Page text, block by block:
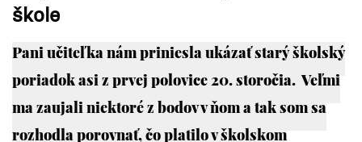
škole
Pani učiteľka nám priniesla ukázať starý školský
poriadok asi z prvej polovice 20. storočia. Veľmi
ma zaujali niektoré z bodov v ňom a tak som sa
rozhodla porovnať, čo platilo v školskom